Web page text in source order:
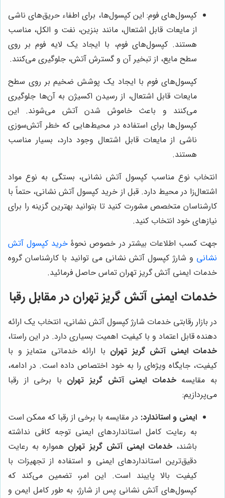
کپسول‌های فوم: این کپسول‌ها، برای اطفاء حریق‌های ناشی
از مایعات قابل اشتعال، مانند بنزین، نفت و الکل، مناسب
هستند. کپسول‌های فوم، با ایجاد یک لایه فوم بر روی
سطح مایع، از تبخیر آن و گسترش آتش، جلوگیری می‌کنند.
کپسول‌های فوم با ایجاد یک پوشش ضخیم بر روی سطح
مایعات قابل اشتعال، از رسیدن اکسیژن به آن‌ها جلوگیری
می‌کنند و باعث خاموش شدن آتش می‌شوند. این
کپسول‌ها برای استفاده در محیط‌هایی که خطر آتش‌سوزی
ناشی از مایعات قابل اشتعال وجود دارد، بسیار مناسب
هستند.
انتخاب نوع مناسب کپسول آتش نشانی، بستگی به نوع مواد
اشتعال‌زا در محیط دارد. قبل از خرید کپسول آتش نشانی، حتماً با
کارشناسان متخصص مشورت کنید تا بتوانید بهترین گزینه را برای
نیازهای خود انتخاب کنید.
جهت کسب اطلاعات بیشتر در خصوص نحوۀ خرید کپسول آتش
نشانی و شارژ کپسول آتش نشانی می توانید با کارشناسان گروه
خدمات ایمنی آتش گریز تهران تماس حاصل فرمائید.
خدمات ایمنی آتش گریز تهران در مقابل رقبا
در بازار رقابتی خدمات شارژ کپسول آتش نشانی، انتخاب یک ارائه
دهنده قابل اعتماد و با کیفیت اهمیت بسیاری دارد. در این راستا،
خدمات ایمنی آتش گریز تهران با ارائه خدماتی متمایز و با
کیفیت، جایگاه ویژه‌ای را به خود اختصاص داده است. در ادامه،
به مقایسهخدمات ایمنی آتش گریز تهران با برخی از رقبا
می‌پردازیم:
ایمنی و استاندارد: در مقایسه با برخی از رقبا که ممکن است
به رعایت کامل استانداردهای ایمنی توجه کافی نداشته
باشند،خدمات ایمنی آتش گریز تهران همواره به رعایت
دقیق‌ترین استانداردهای ایمنی و استفاده از تجهیزات با
کیفیت بالا پایبند است. این امر، تضمین می‌کند که
کپسول‌های آتش نشانی پس از شارژ، به طور کامل ایمن و